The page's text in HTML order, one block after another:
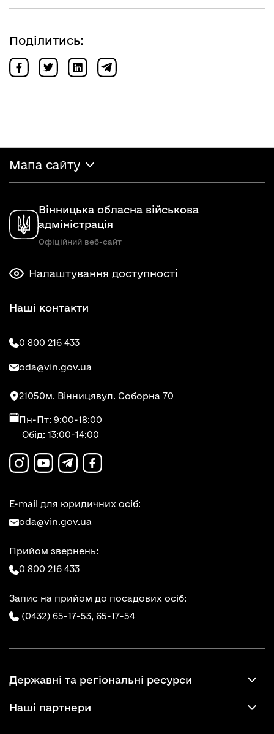
Поділитись:
Мапа сайту
Вінницька обласна військова
адміністрація
Офіційний веб-сайт
Налаштування доступності
Наші контакти
0 800 216 433
oda@vin.gov.ua
21050м. Вінницявул. Соборна 70
Пн-Пт: 9:00-18:00
Обід: 13:00-14:00
E-mail для юридичних осіб:
oda@vin.gov.ua
Прийом звернень:
0 800 216 433
Запис на прийом до посадових осіб:
(0432) 65-17-53, 65-17-54
Державні та регіональні ресурси
Наші партнери